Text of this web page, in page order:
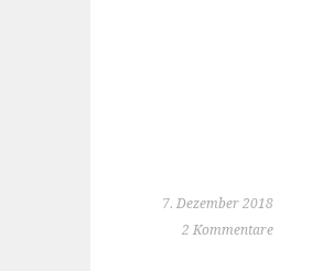
7. Dezember 2018
2 Kommentare